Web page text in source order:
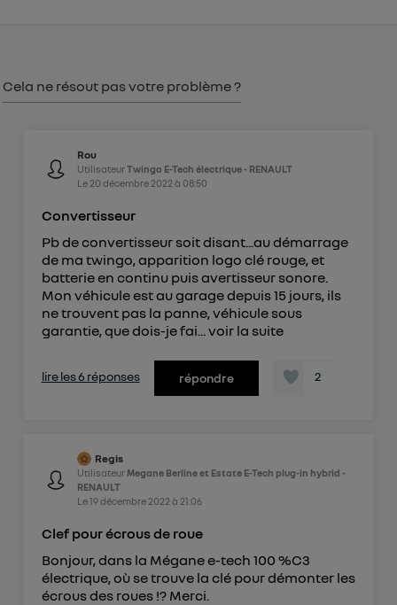
Cela ne résout pas votre problème ?
Rou
UtilisateurTwingo E-Tech électrique - RENAULT
Le 20 décembre 2022 à 08:50
Convertisseur
Pb de convertisseur soit disant...au démarrage
de ma twingo, apparition logo clé rouge, et
batterie en continu puis avertisseur sonore.
Mon véhicule est au garage depuis 15 jours, ils
ne trouvent pas la panne, véhicule sous
garantie, que dois-je fai... voir la suite
lire les 6 réponses répondre 2
Regis
Utilisateur Megane Berline et Estate E-Tech plug-in hybrid -
RENAULT
Le19 décembre 2022 à 21:06
Clef pour écrous de roue
Bonjour, dans la Mégane e-tech 100 %C3
électrique, où se trouve la clé pour démonter les
écrous des roues !? Merci.
personnelles d'Utiq